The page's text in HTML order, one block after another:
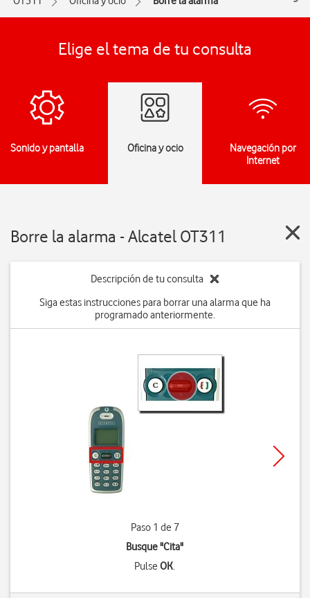
Elige el tema de tu consulta
Sonido y pantalla Oficina y ocio
Navegación por
Internet
Borre la alarma - Alcatel OT311
Descripción de tu consulta
Siga estas instrucciones para borrar una alarma que ha
programado anteriormente.
Paso 1 de 7
Busque "Cita"
PulseOK.